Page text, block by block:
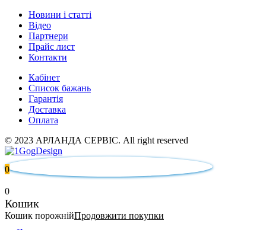
Новини і статті
Відео
Партнери
Прайс лист
Контакти
Кабінет
Список бажань
Гарантія
Доставка
Оплата
© 2023 АРЛАНДА СЕРВІС. All right reserved
0
0
Кошик
Кошик порожнійПродовжити покупки